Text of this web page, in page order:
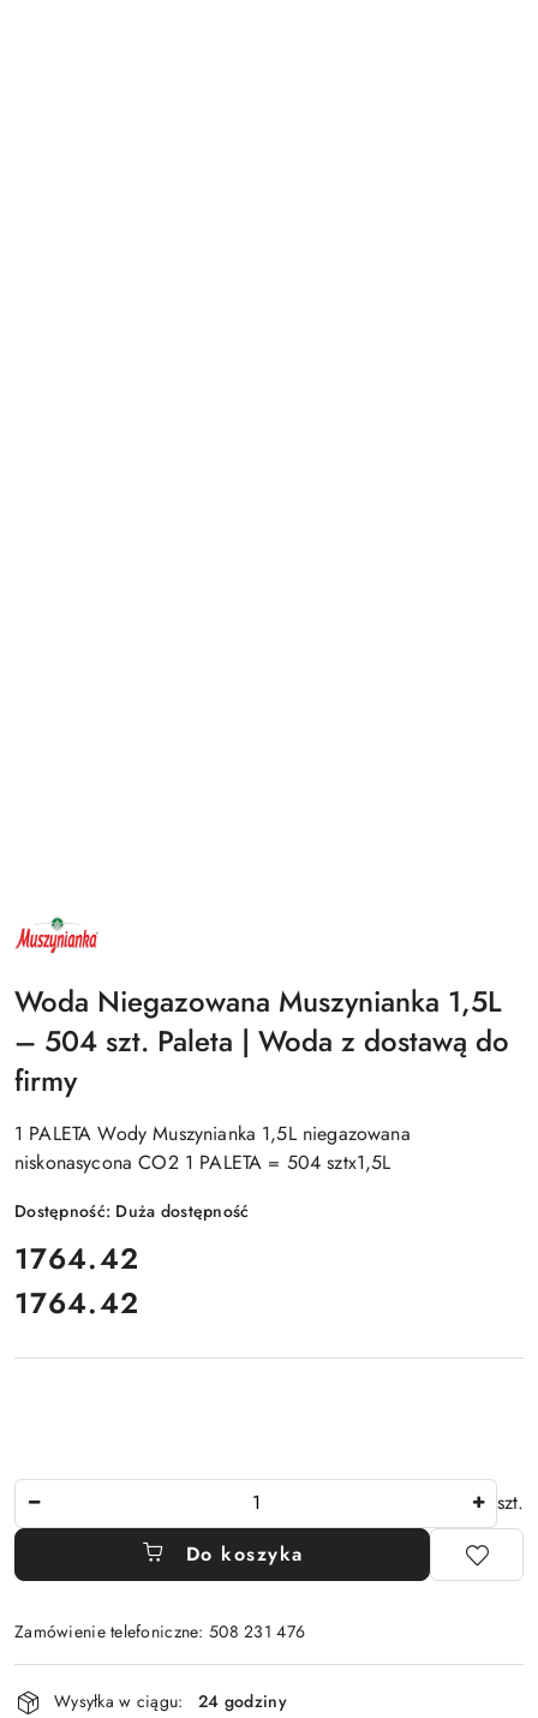
NAZWA
PRODUCENTA:
MUSZYNIANKA
Z
O.O.
Woda Niegazowana Muszynianka 1,5L
– 504 szt. Paleta | Woda z dostawą do
firmy
1 PALETA Wody Muszynianka 1,5L niegazowana
niskonasycona CO2 1 PALETA = 504 sztx1,5L
Dostępność: Duża dostępność
cena:
1764.42
Cena:
1764.42
szt.
Do koszyka
Zamówienie telefoniczne: 508 231 476
Dostępność
Wysyłka w ciągu:
24 godziny